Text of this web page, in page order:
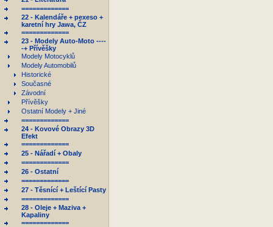
=============
22 - Kalendáře + pexeso +
karetní hry Jawa, ČZ
=============
23 - Modely Auto-Moto ----
-+ Přívěšky
Modely Motocyklů
Modely Automobilů
Historické
Současné
Závodní
Přívěšky
Ostatní Modely + Jiné
=============
24 - Kovové Obrazy 3D
Efekt
=============
25 - Nářadí + Obaly
=============
26 - Ostatní
=============
27 - Těsnící + Leštící Pasty
=============
28 - Oleje + Maziva +
Kapaliny
=============